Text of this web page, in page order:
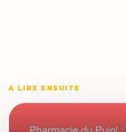
A LIRE ENSUITE